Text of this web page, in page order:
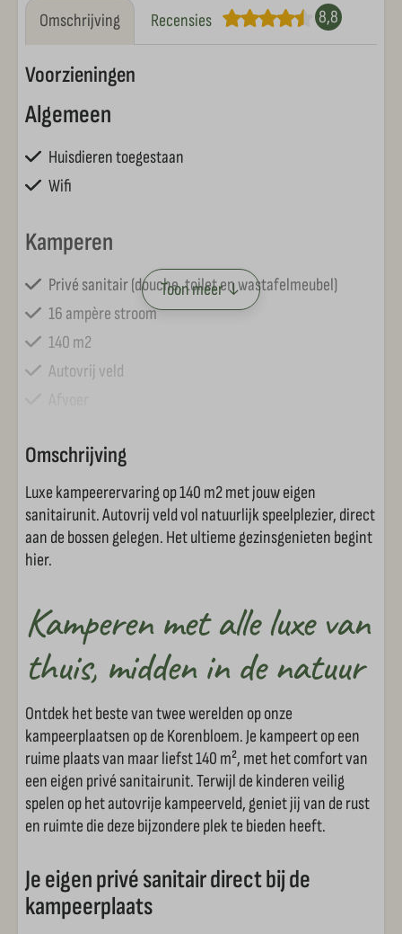
Omschrijving Recensies 8,8
Voorzieningen
Algemeen
Huisdieren toegestaan
Wifi
Kamperen
Privé sanitair (douche, toilet en wastafelmeubel)
16 ampère stroom
140 m2
Autovrij veld
Watertappunt
Speeltoestel op veld
Schaduw plaats
Zonnige plaats
Animatieprogramma (vakanties)
Brasserie
Pannakooi
Skelters
Speeltuin
Broodjesservice
Toon meer ↓
Omschrijving
Luxe kampeerervaring op 140 m2 met jouw eigen
sanitairunit. Autovrij veld vol natuurlijk speelplezier, direct
aan de bossen gelegen. Het ultieme gezinsgenieten begint
hier.
Kamperen met alle luxe van
thuis, midden in de natuur
Ontdek het beste van twee werelden op onze
kampeerplaatsen op de Korenbloem. Je kampeert op een
ruime plaats van maar liefst 140 m², met het comfort van
een eigen privé sanitairunit. Terwijl de kinderen veilig
spelen op het autovrije kampeerveld, geniet jij van de rust
en ruimte die deze bijzondere plek te bieden heeft.
Je eigen privé sanitair direct bij de
kampeerplaats